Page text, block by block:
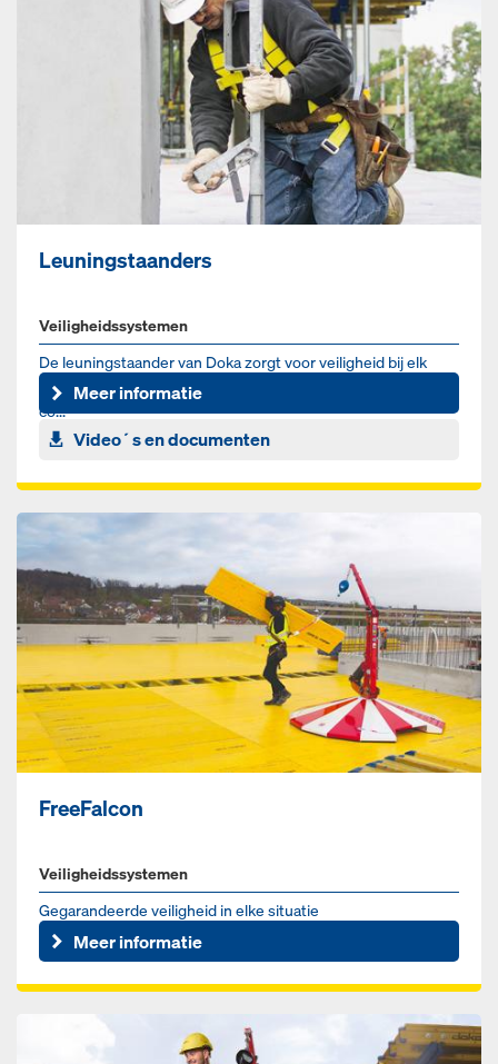
Leuningstaanders
Veiligheidssystemen
De leuningstaander van Doka zorgt voor veiligheid bij elk
bouwwerk. Het systeem is universeel inzetbaar en zorgt voor
co...
Meer informatie
Video´s en documenten
FreeFalcon
Veiligheidssystemen
Gegarandeerde veiligheid in elke situatie
Meer informatie